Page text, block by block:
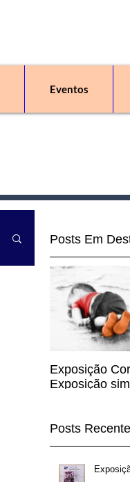
Eventos
Posts Em
Exposição
Exposição
Posts